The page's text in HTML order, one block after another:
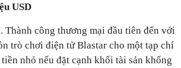
USD
công thương mại đầu tiên đến với
trò chơi điện tử Blastar cho một tạp chí
nhỏ nếu đặt cạnh khối tài sản khổng